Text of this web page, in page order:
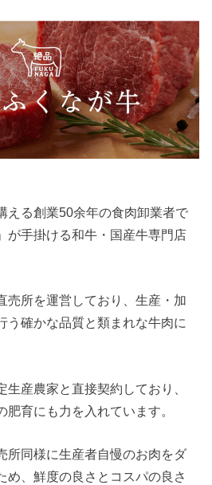
える創業50余年の食肉卸業者で
が手掛ける和牛・国産牛専門店
売所を運営しており、生産・加
う確かな品質と類まれな牛肉に
産農家と直接契約しており、
育にも力を入れています。
所同様に生産者自慢のお肉をダ
め、鮮度の良さとコスパの良さ